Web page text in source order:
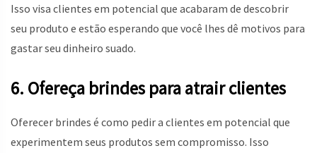
Isso visa clientes em potencial que acabaram de descobrir
seu produto e estão esperando que você lhes dê motivos para
gastar seu dinheiro suado.
6. Ofereça brindes para atrair clientes
Oferecer brindes é como pedir a clientes em potencial que
experimentem seus produtos sem compromisso. Isso